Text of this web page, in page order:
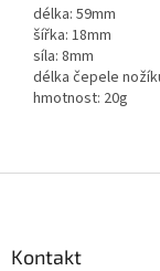
délka: 59mm
šířka: 18mm
síla: 8mm
délka čepele
hmotnost: 20g
Kontakt